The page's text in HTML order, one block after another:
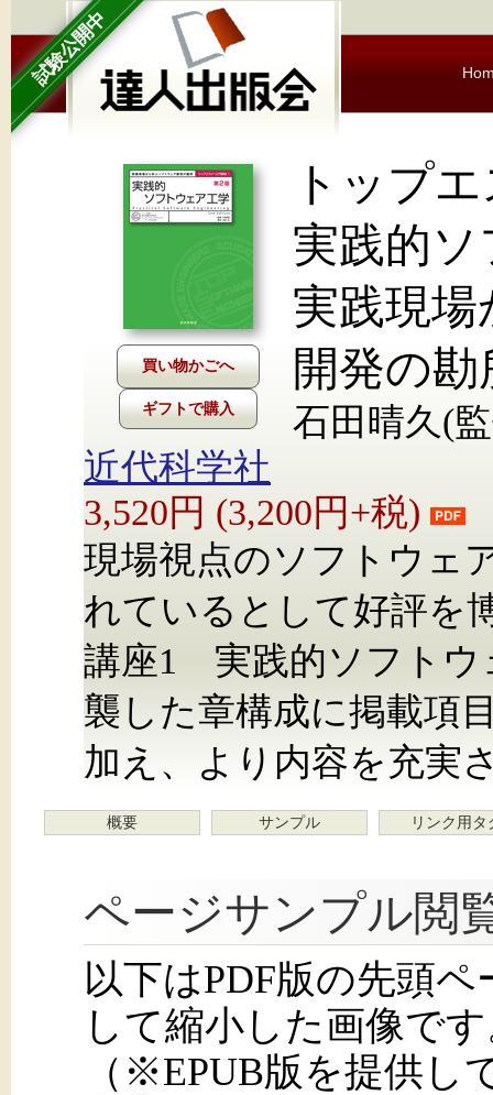
試験公開中
ギフトで購入
トップ
実践的
実践現
開発の勘
石田晴久(
近代科学社
3,520円 (3,200円+税)
現場視点のソフトウェ
れているとして好評を
講座1 実践的ソフトウ
襲した章構成に掲載項
加え、より内容を充実
概要 サンプル リンク用タ
ページサンプル閲
以下はPDF版の先頭
して縮小した画像で
（※EPUB版を提供し